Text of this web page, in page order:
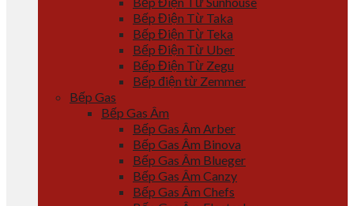
Bếp Điện Từ Taka
Bếp Điện Từ Teka
Bếp Điện Từ Uber
Bếp Điện Từ Zegu
Bếp điện từ Zemmer
Bếp Gas
Bếp Gas Âm
Bếp Gas Âm Arber
Bếp Gas Âm Binova
Bếp Gas Âm Blueger
Bếp Gas Âm Canzy
Bếp Gas Âm Chefs